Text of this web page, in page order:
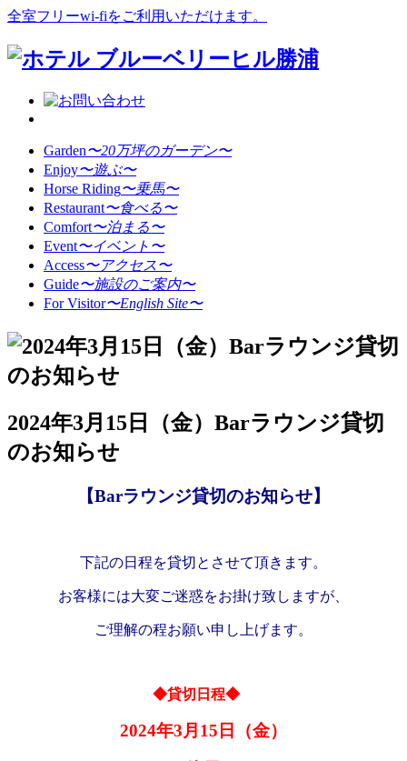
全室フリーwi-fiをご利用いただけます。
Garden〜20万坪のガーデン〜
Enjoy〜遊ぶ〜
Horse Riding〜乗馬〜
Restaurant〜食べる〜
Comfort〜泊まる〜
Event〜イベント〜
Access〜アクセス〜
Guide〜施設のご案内〜
For Visitor〜English Site〜
2024年3月15日（金）Barラウンジ貸切
のお知らせ
【Barラウンジ貸切のお知らせ】
下記の日程を貸切とさせて頂きます。
お客様には大変ご迷惑をお掛け致しますが、
ご理解の程お願い申し上げます。
◆貸切日程◆
2024年3月15 日（金）